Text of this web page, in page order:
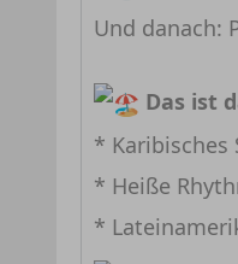
Und danach:
Das ist
*
* Heiße
*